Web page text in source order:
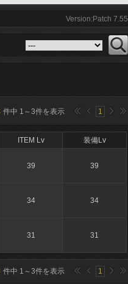
Version:Patch 7.55
件中 1 ～3件を表示 1
ITEM Lv 装備Lv
39 39
34 34
31 31
件中 1 ～3件を表示 1